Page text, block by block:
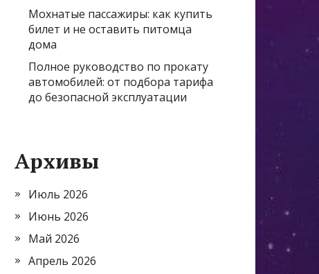
Мохнатые пассажиры: как купить
билет и не оставить питомца
дома
Полное руководство по прокату
автомобилей: от подбора тарифа
до безопасной эксплуатации
Архивы
Июль 2026
Июнь 2026
Май 2026
Апрель 2026